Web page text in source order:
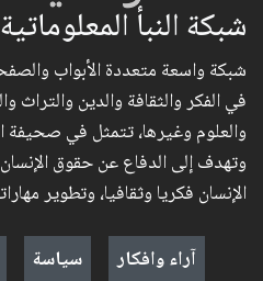
شبكة النبأ المعلوماتية
شبكة واسعة متعددة الأبواب
في الفكر والثقافة والدين والتراث
والعلوم وغيرها، تتمثل في صحيفة
وتهدف إلى الدفاع عن حقوق
الإنسان فكريا وثقافيا، وتطوير
آراء وافكار
سياسة